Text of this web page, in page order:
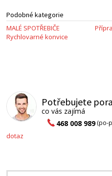
Podobné kategorie
MALÉ SPOTŘEBIČE
Rychlovarné konvice
Potřebujete
co vás zajímá
468 008 989(po-
dotaz